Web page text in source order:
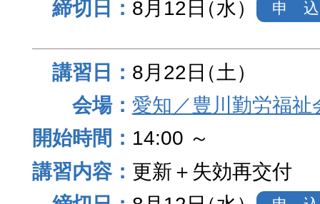
8月12日（水） 申 込
8月22日（土）
愛知／豊川勤労福祉
14:00 ～
更新＋失効再交付